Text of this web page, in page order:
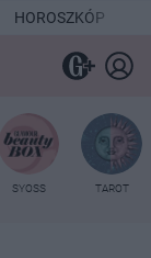
HOROSZKÓP
SYOSS TAROT